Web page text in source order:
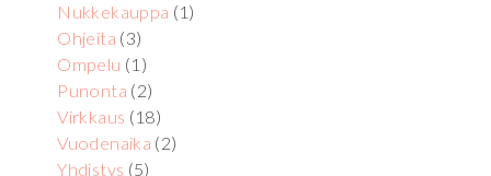
Nukkekauppa (1)
Ohjeita (3)
Ompelu (1)
Punonta (2)
Virkkaus (18)
Vuodenaika (2)
Yhdistys (5)